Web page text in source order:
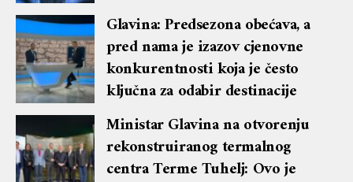
Glavina: Predsezona obećava, a
pred nama je izazov cjenovne
konkurentnosti koja je često
ključna za odabir destinacije
Ministar Glavina na otvorenju
rekonstruiranog termalnog
centra Terme Tuhelj: Ovo je